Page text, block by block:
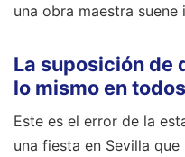
una obra maestra suene
La suposición de
lo mismo en
Este es el error de la
una fiesta en Sevilla